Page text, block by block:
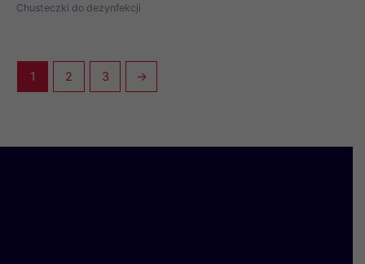
Chusteczki do dezynfekcji
1 2 3 →